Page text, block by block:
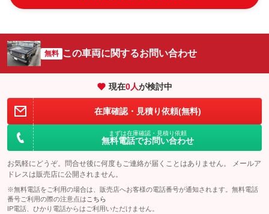
無料 この車両に関するお問い合わせ
現在0人が検討中
在庫確認・見積り依頼(無料)
まずは在庫確認・見積り依頼
無料電話でお問い合わせ
お気軽にどうぞ。問合せ後に何度もご連絡が届くことはありません。 メールア
ドレスは販売店に公開されません。
※無料電話をご利用の場合は、販売店へお客様の電話番号が通知されます。無料電話
番号ご利用の際の注意点は こちら
IP電話、ひかり電話からはご利用いただけません。